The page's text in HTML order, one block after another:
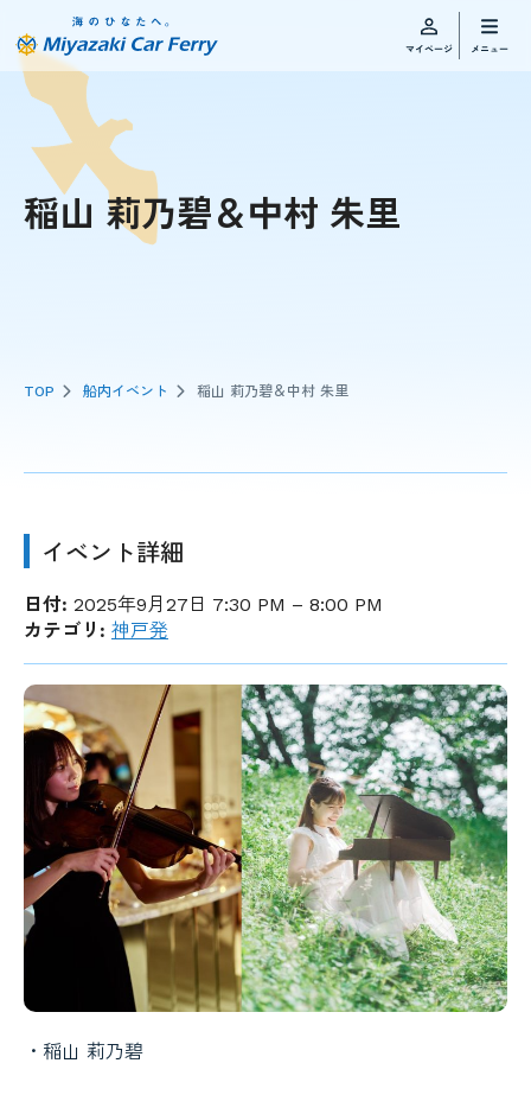
稲山 莉乃碧＆中村 朱里
TOP 船内イベント 稲山 莉乃碧＆中村 朱里
イベント詳細
日付: 2025年9月27日 7:30 PM – 8:00 PM
カテゴリ: 神戸発
・稲山 莉乃碧